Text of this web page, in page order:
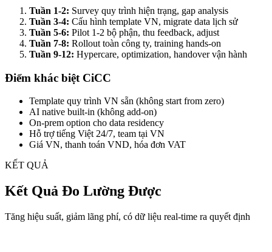
Tuần 1-2: Survey quy trình hiện trạng, gap analysis
Tuần 3-4: Cấu hình template VN, migrate data lịch sử
Tuần 5-6: Pilot 1-2 bộ phận, thu feedback, adjust
Tuần 7-8: Rollout toàn công ty, training hands-on
Tuần 9-12: Hypercare, optimization, handover vận hành
Điểm khác biệt CiCC
Template quy trình VN sẵn (không start from zero)
AI native built-in (không add-on)
On-prem option cho data residency
Hỗ trợ tiếng Việt 24/7, team tại VN
Giá VN, thanh toán VND, hóa đơn VAT
KẾT QUẢ
Kết Quả Đo Lường Được
Tăng hiệu suất, giảm lãng phí, có dữ liệu real-time ra quyết định